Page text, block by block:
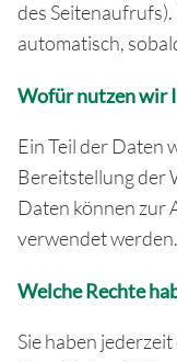
des
automatisch,
Wofür nutzen wir
Ein Teil der Daten
Bereitstellung der
Daten können zur
verwendet werden.
Welche Rechte
Sie haben